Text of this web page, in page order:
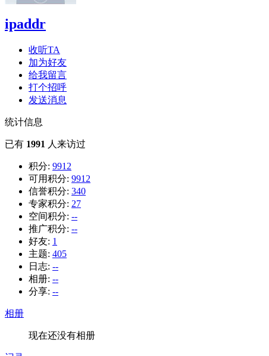
ipaddr
收听TA
加为好友
给我留言
打个招呼
发送消息
统计信息
已有 1991 人来访过
积分: 9912
可用积分: 9912
信誉积分: 340
专家积分: 27
空间积分: --
推广积分: --
好友: 1
主题: 405
日志: --
相册: --
分享: --
相册
现在还没有相册